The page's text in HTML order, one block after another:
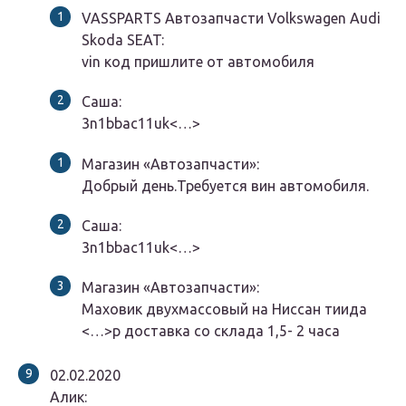
VASSPARTS Автозапчасти Volkswagen Audi
Skoda SEAT:
vin код пришлите от автомобиля
Саша:
3n1bbac11uk<…>
Магазин «Автозапчасти»:
Добрый день.Требуется вин автомобиля.
Саша:
3n1bbac11uk<…>
Магазин «Автозапчасти»:
Маховик двухмассовый на Ниссан тиида
<…>р доставка со склада 1,5- 2 часа
02.02.2020
Алик: